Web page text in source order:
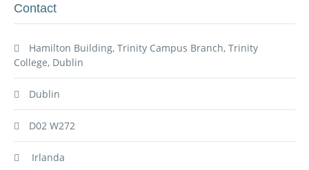
Contact
Hamilton Building, Trinity Campus Branch, Trinity
College, Dublin
Dublin
D02 W272
Irlanda